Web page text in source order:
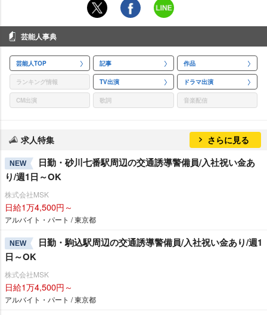
芸能人事典
芸能人TOP 記事 作品
ランキング情報 TV出演 ドラマ出演
CM出演 歌詞 音楽配信
求人特集 さらに見る
NEW
日勤・砂川七番駅周辺の交通誘導警備員/入社祝い金あ
り/週1日～OK
株式会社MSK
日給1万4,500円～
アルバイト・パート / 東京都
NEW
日勤・駒込駅周辺の交通誘導警備員/入社祝い金あり/週1
日～OK
株式会社MSK
日給1万4,500円～
アルバイト・パート / 東京都